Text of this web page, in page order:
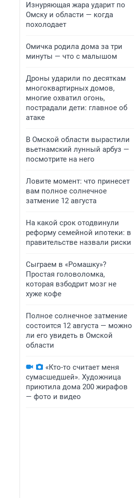
Изнуряющая жара ударит по
Омску и области — когда
похолодает
Омичка родила дома за три
минуты — что с малышом
Дроны ударили по десяткам
многоквартирных домов,
многие охватил огонь,
пострадали дети: главное об
атаке
В Омской области вырастили
вьетнамский лунный арбуз —
посмотрите на него
Ловите момент: что принесет
вам полное солнечное
затмение 12 августа
На какой срок отодвинули
реформу семейной ипотеки: в
правительстве назвали риски
Сыграем в «Ромашку»?
Простая головоломка,
которая взбодрит мозг не
хуже кофе
Полное солнечное затмение
состоится 12 августа — можно
ли его увидеть в Омской
области
«Кто-то считает меня
сумасшедшей». Художница
приютила дома 200 жирафов
— фото и видео